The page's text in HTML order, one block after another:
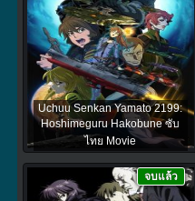
Uchuu Senkan Yamato 2199:
Hoshimeguru Hakobune ซับ
ไทย Movie
จบแล้ว